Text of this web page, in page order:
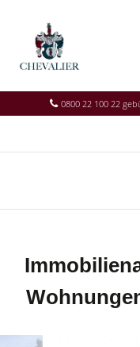
0800 22 100 22